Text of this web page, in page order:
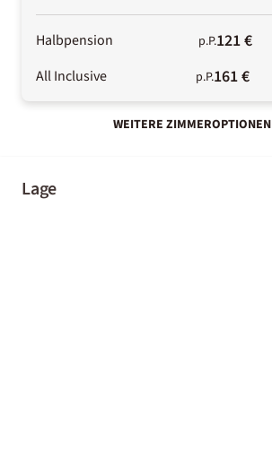
Halbpension p.P.121 €
All Inclusive p.P.161 €
WEITERE ZIMMEROPTIONEN
Lage